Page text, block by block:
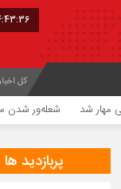
کل
شعله‌ور شدن مجدد حریق
پربازدید ها